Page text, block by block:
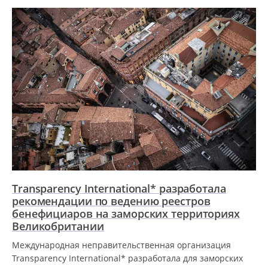
Transparency International* разработала
рекомендации по ведению реестров
бенефициаров на заморских территориях
Великобритании
Международная неправительственная организация
Transparency International* разработала для заморских